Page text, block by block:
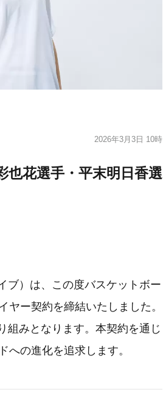
2026年3月3日 10時
花選手・平末明日香選
ブ）は、この度バスケットボー
ー契約を締結いたしました。
組みとなります。本契約を通じ
への進化を追求します。